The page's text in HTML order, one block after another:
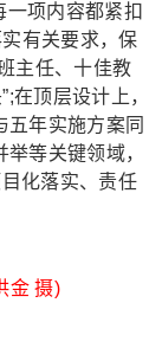
项内容都紧扣
有关要求，保
主任、十佳教
在顶层设计上，
五年实施方案同
等关键领域，
化落实、责任
金 摄)